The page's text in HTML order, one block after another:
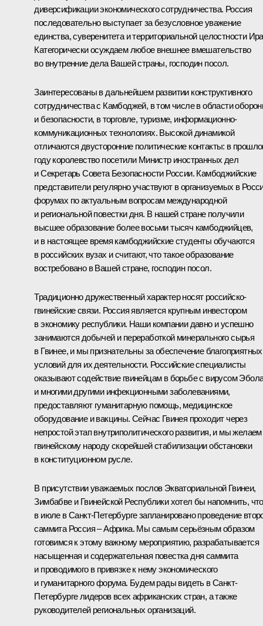
диверсификации экономического сотрудничества. Россия
последовательно выступает за безусловное уважение
единства, суверенитета и территориальной целостности
Категорически осуждаем любое внешнее вмешательство
во внутренние дела Вашей страны, господин посол.
Заинтересованы в дальнейшем развитии конструктивного
сотрудничества с Камбоджей, в том числе в области
и безопасности, в торговле, туризме, информационно-
коммуникационных технологиях. Высокой динамикой
отличаются двусторонние политические контакты: в
году королевство посетили Министр иностранных дел
и Секретарь Совета Безопасности России. Камбоджийские
представители регулярно участвуют в организуемых в
форумах по актуальным вопросам международной
и региональной повестки дня. В нашей стране получили
высшее образование более восьми тысяч камбоджийцев,
и в настоящее время камбоджийские студенты обучаются
в российских вузах и считают, что такое образование
востребовано в Вашей стране, господин посол.
Традиционно дружественный характер носят российско-
гвинейские связи. Россия является крупным инвестором
в экономику республики. Наши компании давно и успешно
занимаются добычей и переработкой минерального сырья
в Гвинее, и мы признательны за обеспечение благоприятных
условий для их деятельности. Российские специалисты
оказывают содействие гвинейцам в борьбе с вирусом
и многими другими инфекционными заболеваниями,
предоставляют гуманитарную помощь, медицинское
оборудование и вакцины. Сейчас Гвинея проходит через
непростой этап внутриполитического развития, и мы желаем
гвинейскому народу скорейшей стабилизации обстановки
в конституционном русле.
В присутствии уважаемых послов Экваториальной Гвинеи,
Зимбабве и Гвинейской Республики хотел бы напомнить, что
в июле в Санкт-Петербурге запланировано проведение
саммита Россия – Африка. Мы самым серьёзным образом
готовимся к этому важному мероприятию, разрабатывается
насыщенная и содержательная повестка дня саммита
и проводимого в привязке к нему экономического
и гуманитарного форума. Будем рады видеть в Санкт-
Петербурге лидеров всех африканских стран, а также
руководителей региональных организаций.